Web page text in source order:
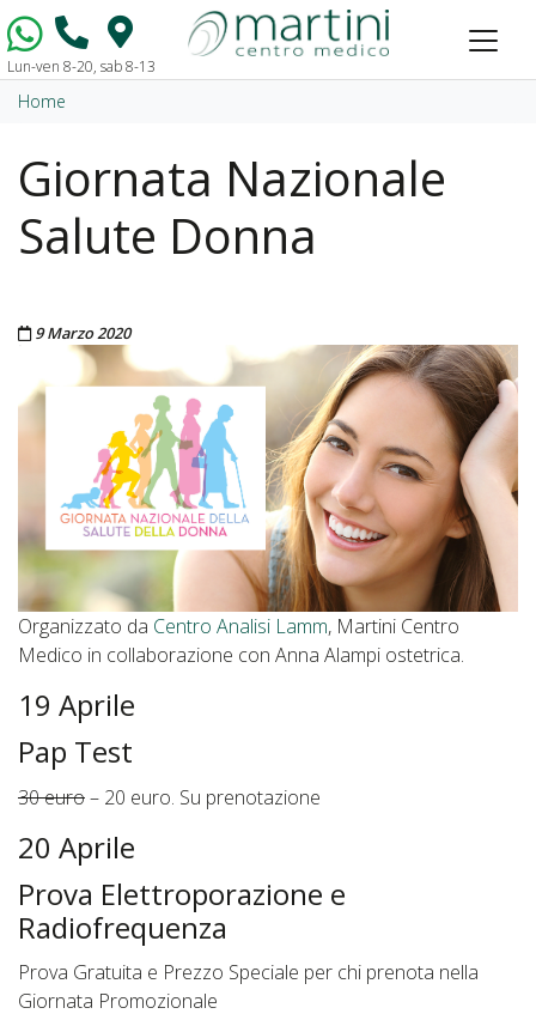
Vai al contenuto
Lun-ven 8-20, sab 8-13
Home
Giornata Nazionale
Salute Donna
Pubblicato il
9 Marzo 2020
Organizzato da Centro Analisi Lamm, Martini Centro
Medico in collaborazione con Anna Alampi ostetrica.
19 Aprile
Pap Test
30 euro– 20 euro. Su prenotazione
20 Aprile
Prova Elettroporazione e
Radiofrequenza
Prova Gratuita e Prezzo Speciale per chi prenota nella
Giornata Promozionale